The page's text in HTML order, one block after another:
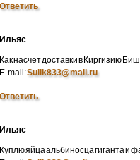
Ответить
Ильяс
Как насчет доставки в Киргизию
E-mail:Sulik833@mail.ru
Ответить
Ильяс
Куплю яйца альбиносца гиганта и